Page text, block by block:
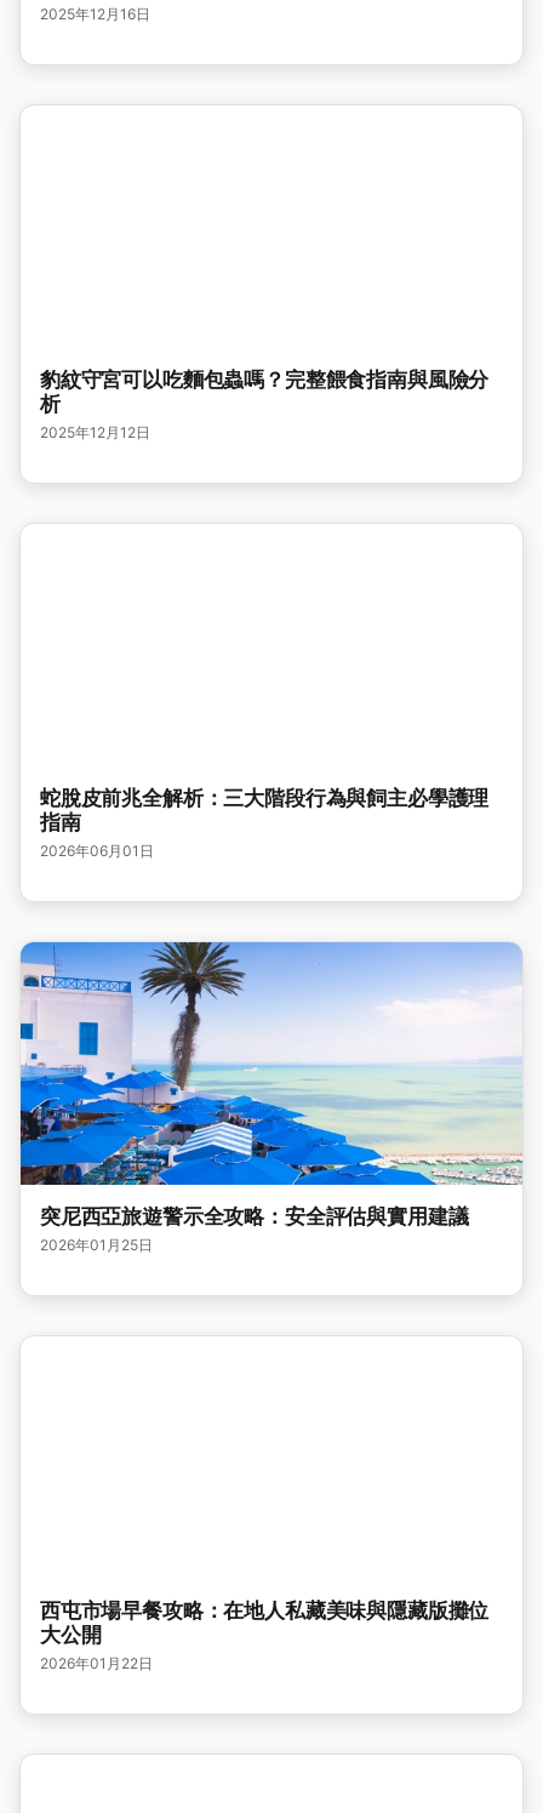
2025年12月16日
豹紋守宮可以吃麵包蟲嗎？完整餵食指南與風險分
析
2025年12月12日
蛇脫皮前兆全解析：三大階段行為與飼主必學護理
指南
2026年06月01日
突尼西亞旅遊警示全攻略：安全評估與實用建議
2026年01月25日
西屯市場早餐攻略：在地人私藏美味與隱藏版攤位
大公開
2026年01月22日